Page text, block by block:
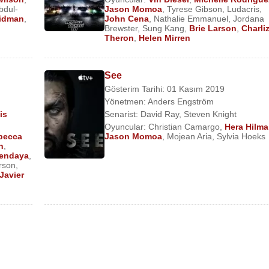
Curry) (Sinema Filmi)
Filmi)
Filmi)
Dizisi)
Filmi)
Dizisi)
Arthur Curry) (Sinema Filmi)
(Sinema Filmi)
Curry, Seslendirme) (Sinema Filmi)
Time In Venice (Spider)(Sinema Filmi)
Jason Momoa, Tyrese Gibson Ludacris,
John Cena, Nathalie Emmanuel, Jordana
Brewster, Sung Kang Brie Larson
Theron
Helen Mirren
Javier
See
Gösterim Tarihi: 01 Kasım 2019
Yönetmen: Anders Engström
Senarist: David Ray, Steven Knight
Oyuncular: Christian Camargo, Hera
Jason Momoa, Mojean Aria Sylvia Hoeks